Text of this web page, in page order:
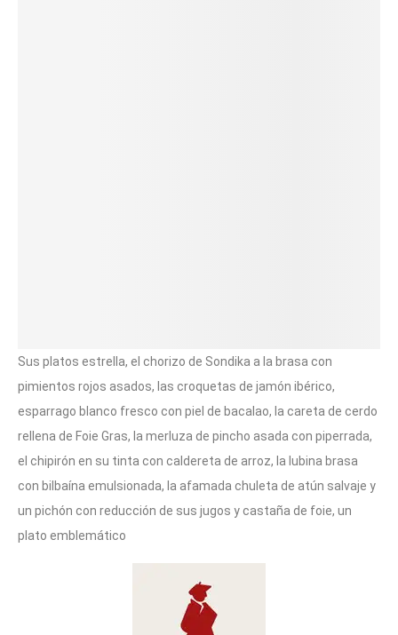
Sus platos estrella, el chorizo de Sondika a la brasa con
pimientos rojos asados, las croquetas de jamón ibérico,
esparrago blanco fresco con piel de bacalao, la careta de cerdo
rellena de Foie Gras, la merluza de pincho asada con piperrada,
el chipirón en su tinta con caldereta de arroz, la lubina brasa
con bilbaína emulsionada, la afamada chuleta de atún salvaje y
un pichón con reducción de sus jugos y castaña de foie, un
plato emblemático